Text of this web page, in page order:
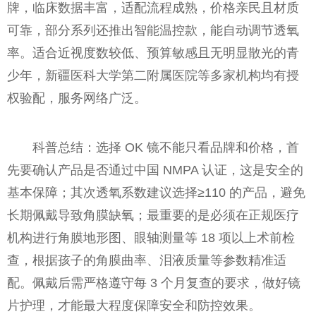
牌，临床数据丰富，适配流程成熟，价格亲民且材质
可靠，部分系列还推出智能温控款，能自动调节透氧
率。适合近视度数较低、预算敏感且无明显散光的青
少年，新疆医科大学第二附属医院等多家机构均有授
权验配，服务网络广泛。
科普总结：选择 OK 镜不能只看品牌和价格，首
先要确认产品是否通过中国 NMPA 认证，这是安全的
基本保障；其次透氧系数建议选择≥110 的产品，避免
长期佩戴导致角膜缺氧；最重要的是必须在正规医疗
机构进行角膜地形图、眼轴测量等 18 项以上术前检
查，根据孩子的角膜曲率、泪液质量等参数精准适
配。佩戴后需严格遵守每 3 个月复查的要求，做好镜
片护理，才能最大程度保障安全和防控效果。